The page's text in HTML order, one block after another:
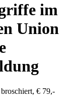
im
Union
€ 79,-